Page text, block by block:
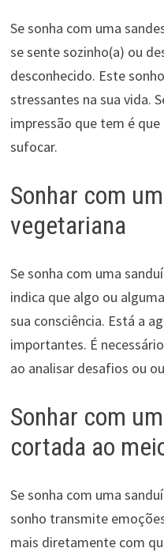
Se sonha com uma
se sente sozinho(a) ou
desconhecido. Este
stressantes na sua vida.
impressão que tem é
sufocar.
Sonhar com
vegetariana
Se sonha com uma
indica que algo ou
sua consciência. Está a
importantes. É
ao analisar desafios ou
Sonhar com
cortada ao
Se sonha com uma
sonho transmite
mais diretamente com